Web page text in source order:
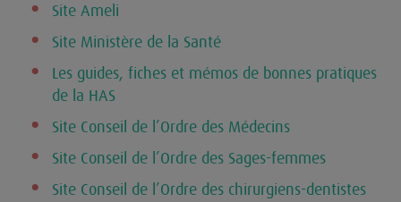
Site Ameli
Site Ministère de la Santé
Les guides, fiches et mémos de bonnes pratiques
de la HAS
Site Conseil de l’Ordre des Médecins
Site Conseil de l’Ordre des Sages-femmes
Site Conseil de l’Ordre des chirurgiens-dentistes